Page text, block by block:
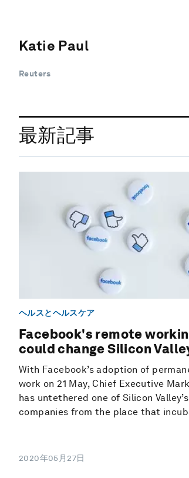
Katie Paul
Reuters
最新記事
ヘルスとヘルスケア
Facebook's remote
could change Silicon
With Facebook’s adoption of
work on 21 May, Chief Executive
has untethered one of Silicon
companies from the place that
2020年05月27日